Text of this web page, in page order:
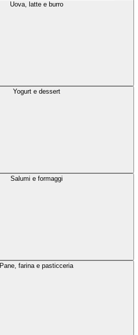
Uova, latte e burro
Yogurt e dessert
Salumi e formaggi
Pane, farina e pasticceria